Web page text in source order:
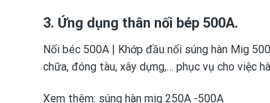
3. Ứng dụng thân nối bép 500A.
Nối béc 500A | Khớp đầu nối súng hàn Mig
chữa, đóng tàu, xây dựng,… phục vụ cho việc
Xem thêm: súng hàn mig 250A -500A